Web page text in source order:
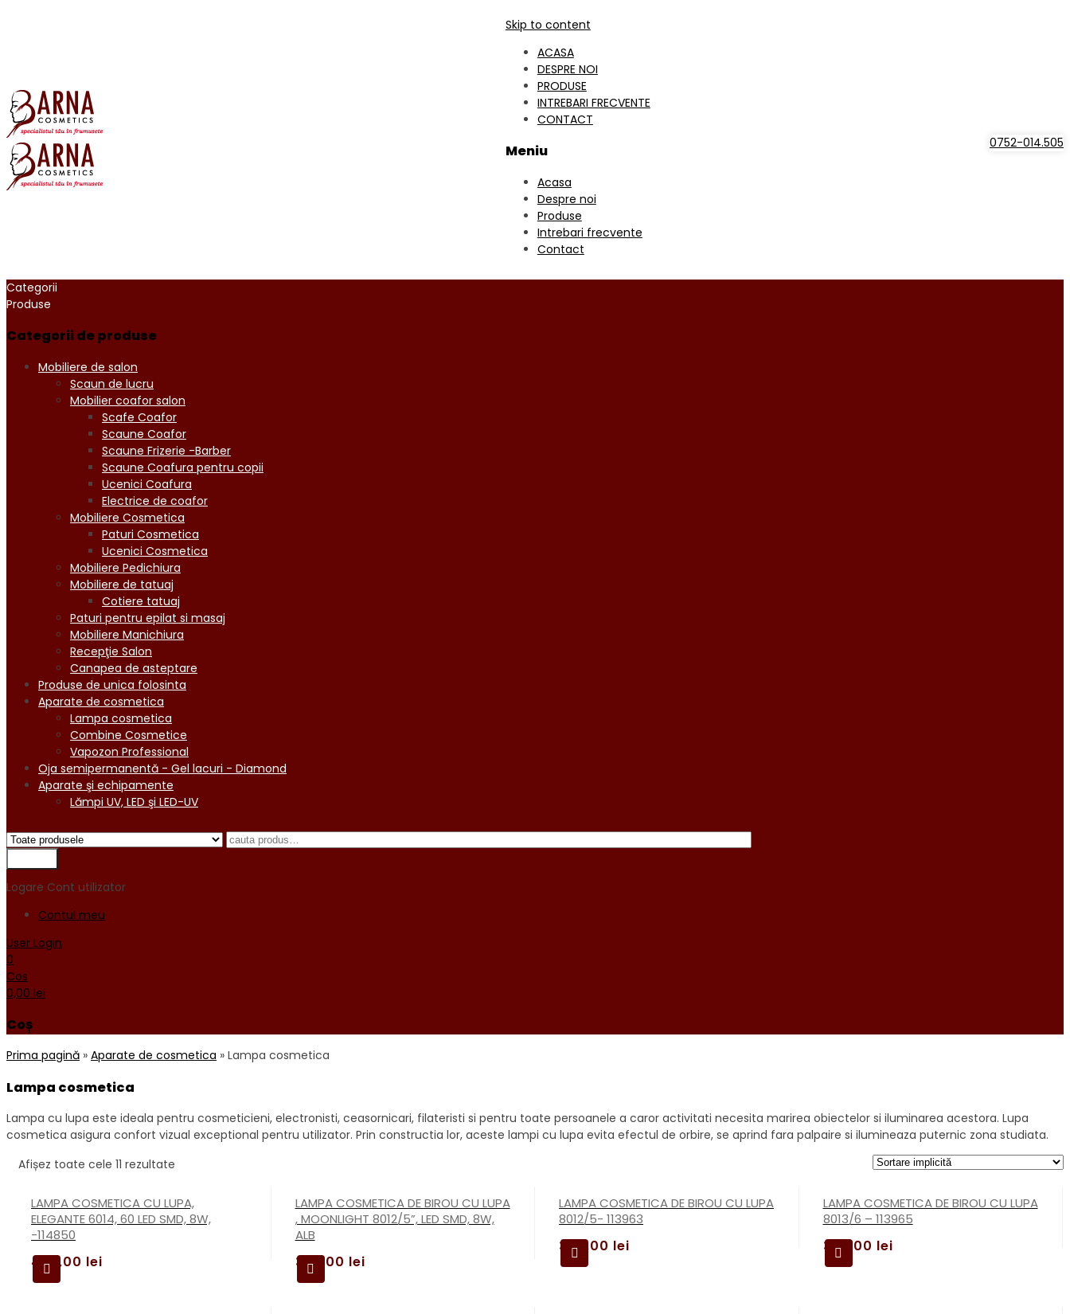
Skip to content
ACASA
DESPRE NOI
PRODUSE
INTREBARI FRECVENTE
CONTACT
Meniu
Acasa
Despre noi
Produse
Intrebari frecvente
Contact
0752-014.505
Categorii
Produse
Categorii de produse
Mobiliere de salon
Scaun de lucru
Mobilier coafor salon
Scafe Coafor
Scaune Coafor
Scaune Frizerie -Barber
Scaune Coafura pentru copii
Ucenici Coafura
Electrice de coafor
Mobiliere Cosmetica
Paturi Cosmetica
Ucenici Cosmetica
Mobiliere Pedichiura
Mobiliere de tatuaj
Cotiere tatuaj
Paturi pentru epilat si masaj
Mobiliere Manichiura
Recepţie Salon
Canapea de asteptare
Produse de unica folosinta
Aparate de cosmetica
Lampa cosmetica
Combine Cosmetice
Vapozon Professional
Oja semipermanentă - Gel lacuri - Diamond
Aparate şi echipamente
Lămpi UV, LED şi LED-UV
Logare Cont utilizator
Contul meu
User Login
0
Cos
0,00 lei
Coș
Prima pagină » Aparate de cosmetica » Lampa cosmetica
Lampa cosmetica
Lampa cu lupa este ideala pentru cosmeticieni, electronisti, ceasornicari, filateristi si pentru toate persoanele a caror activitati necesita marirea obiectelor si iluminarea acestora. Lupa
cosmetica asigura confort vizual exceptional pentru utilizator. Prin constructia lor, aceste lampi cu lupa evita efectul de orbire, se aprind fara palpaire si ilumineaza puternic zona studiata.
Afișez toate cele 11 rezultate
LAMPA COSMETICA CU LUPA,
ELEGANTE 6014, 60 LED SMD, 8W,
-114850
449,00 lei
LAMPA COSMETICA DE BIROU CU LUPA
, MOONLIGHT 8012/5”, LED SMD, 8W,
ALB
359,00 lei
LAMPA COSMETICA DE BIROU CU LUPA
8012/5- 113963
349,00 lei
LAMPA COSMETICA DE BIROU CU LUPA
8013/6 – 113965
369,00 lei